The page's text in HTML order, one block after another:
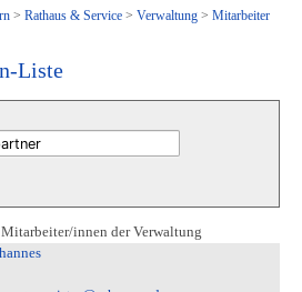
> Rathaus & Service> Verwaltung> Mitarbeiter
Liste
innen der Verwaltung